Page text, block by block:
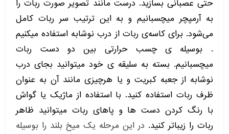
حتی عصبانی بسازید. درست مانند تصویر صورت ربات را
به آرمپچر میچسبانیم و به این ترتیب سر ربات کامل
می‌شود. برای کاسه‌ی ربات از درب نوشابه استفاده میکنیم
. بوسیله ی چسب حرارتی بین دو دست ربات
میچسبانیم. بسته به سلیقه ی خود میتوانید بجای درب
نوشابه از جعبه کبریت و یا هرچیزی مانند آن به عنوان
ظرف ربات استفاده کنید. با استفاده از ماژیک یا گواش
با رنگ کردن دست ها و پاهای ربات میتوانید ظاهر
ربات را زیباتر کنید. در این مرحله یک میخ بلند را بوسیله